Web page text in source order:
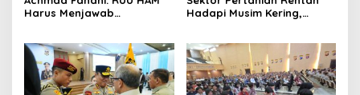
Harus Menjawab
Hadapi Musim Kering,